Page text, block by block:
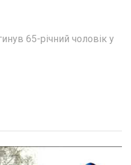
65-річний чоловік у